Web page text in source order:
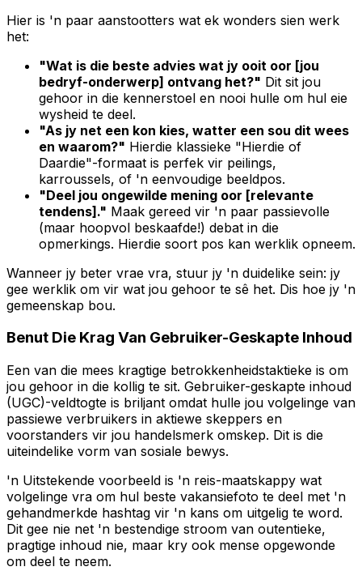
Hier is 'n paar aanstootters wat ek wonders sien werk
het:
"Wat is die beste advies wat jy ooit oor [jou
bedryf-onderwerp] ontvang het?" Dit sit jou
gehoor in die kennerstoel en nooi hulle om hul eie
wysheid te deel.
"As jy net een kon kies, watter een sou dit wees
en waarom?" Hierdie klassieke "Hierdie of
Daardie"-formaat is perfek vir peilings,
karroussels, of 'n eenvoudige beeldpos.
"Deel jou ongewilde mening oor [relevante
tendens]." Maak gereed vir 'n paar passievolle
(maar hoopvol beskaafde!) debat in die
opmerkings. Hierdie soort pos kan werklik opneem.
Wanneer jy beter vrae vra, stuur jy 'n duidelike sein: jy
gee werklik om vir wat jou gehoor te sê het. Dis hoe jy 'n
gemeenskap bou.
Benut Die Krag Van Gebruiker-Geskapte Inhoud
Een van die mees kragtige betrokkenheidstaktieke is om
jou gehoor in die kollig te sit. Gebruiker-geskapte inhoud
(UGC)-veldtogte is briljant omdat hulle jou volgelinge van
passiewe verbruikers in aktiewe skeppers en
voorstanders vir jou handelsmerk omskep. Dit is die
uiteindelike vorm van sosiale bewys.
'n Uitstekende voorbeeld is 'n reis-maatskappy wat
volgelinge vra om hul beste vakansiefoto te deel met 'n
gehandmerkde hashtag vir 'n kans om uitgelig te word.
Dit gee nie net 'n bestendige stroom van outentieke,
pragtige inhoud nie, maar kry ook mense opgewonde
om deel te neem.